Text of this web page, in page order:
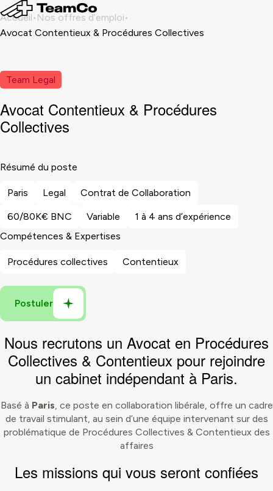
Accueil Nos offres d’emploi
Avocat Contentieux & Procédures Collectives
Team Legal
Avocat Contentieux & Procédures
Collectives
Résumé du poste
Paris Legal Contrat de Collaboration
60/80K€ BNC Variable
1 à 4 ans d’expérience
Compétences & Expertises
Procédures collectives Contentieux
Nous recrutons un Avocat en Procédures
Collectives & Contentieux pour rejoindre
un cabinet indépendant à Paris.
Basé à Paris , ce poste en collaboration libérale, offre un cadre
de travail stimulant, au sein d’une équipe intervenant sur des
problématique de Procédures Collectives & Contentieux des
affaires
Les missions qui vous seront confiées